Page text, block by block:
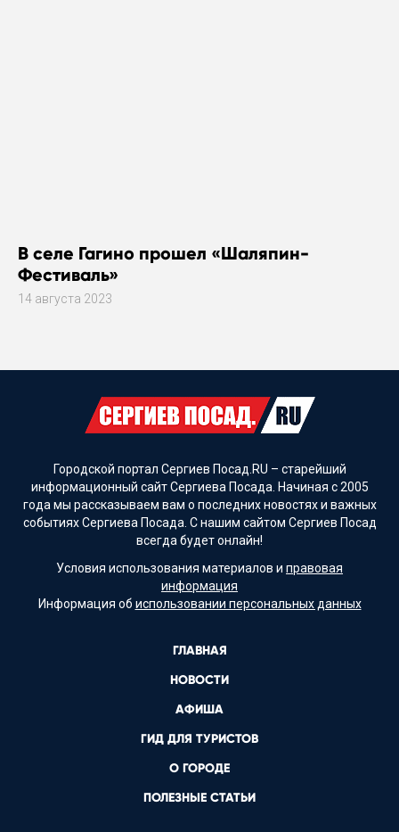
В селе Гагино прошел «Шаляпин-
Фестиваль»
14 августа 2023
Городской портал Сергиев Посад.RU – старейший
информационный сайт Сергиева Посада. Начиная с 2005
года мы рассказываем вам о последних новостях и важных
событиях Сергиева Посада. С нашим сайтом Сергиев Посад
всегда будет онлайн!
Условия использования материалов и правовая
информация
Информация об использовании персональных данных
ГЛАВНАЯ
НОВОСТИ
АФИША
ГИД ДЛЯ ТУРИСТОВ
О ГОРОДЕ
ПОЛЕЗНЫЕ СТАТЬИ